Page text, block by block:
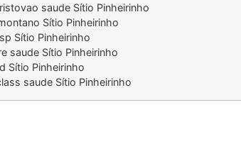
saude Sítio Pinheirinho
Sítio Pinheirinho
Sítio Pinheirinho
saude Sítio Pinheirinho
Sítio Pinheirinho
saude Sítio Pinheirinho